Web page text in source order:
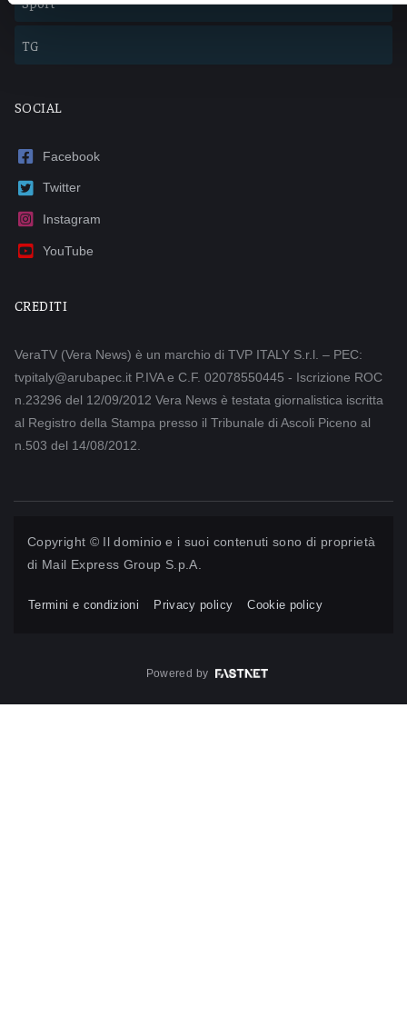
TG
SOCIAL
Facebook
Twitter
Instagram
YouTube
CREDITI
VeraTV (Vera News) è un marchio di TVP ITALY S.r.l. – PEC:
tvpitaly@arubapec.it P.IVA e C.F. 02078550445 - Iscrizione ROC
n.23296 del 12/09/2012 Vera News è testata giornalistica iscritta
al Registro della Stampa presso il Tribunale di Ascoli Piceno al
n.503 del 14/08/2012.
Copyright © Il dominio e i suoi contenuti sono di proprietà
di Mail Express Group S.p.A.
Termini e condizioni Privacy policy Cookie policy
Powered by